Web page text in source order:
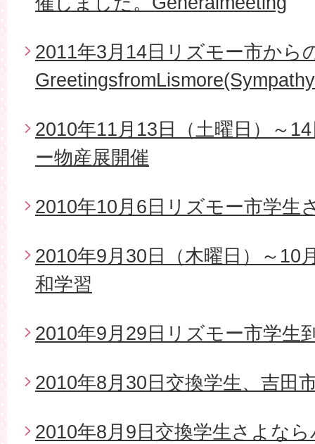
2011年3月14日リズモー市から
2010年11月13日（土曜日）～
ー物産展開催
2010年10月6日リズモー市学生
2010年9月30日（木曜日）～10
和学習
2010年9月29日リズモー市学生
2010年8月30日交換学生、吉田
2010年8月9日交換学生さよな